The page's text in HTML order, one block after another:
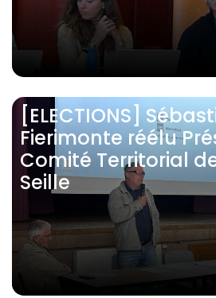
[ELECTIONS]
Fierimonte réélu
Comité Territorial
Seille